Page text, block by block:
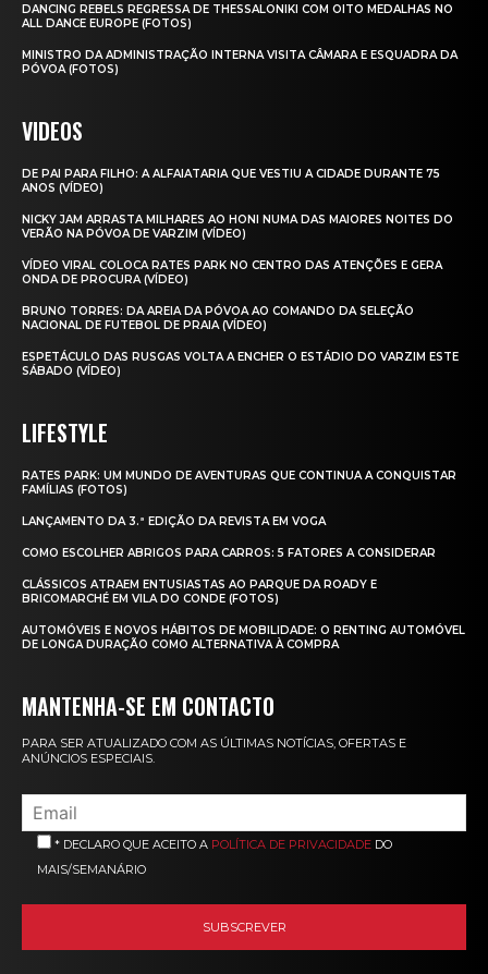
DANCING REBELS REGRESSA DE THESSALONIKI COM OITO MEDALHAS NO
ALL DANCE EUROPE (FOTOS)
MINISTRO DA ADMINISTRAÇÃO INTERNA VISITA CÂMARA E ESQUADRA DA
PÓVOA (FOTOS)
VIDEOS
DE PAI PARA FILHO: A ALFAIATARIA QUE VESTIU A CIDADE DURANTE 75
ANOS (VÍDEO)
NICKY JAM ARRASTA MILHARES AO HONI NUMA DAS MAIORES NOITES DO
VERÃO NA PÓVOA DE VARZIM (VÍDEO)
VÍDEO VIRAL COLOCA RATES PARK NO CENTRO DAS ATENÇÕES E GERA
ONDA DE PROCURA (VÍDEO)
BRUNO TORRES: DA AREIA DA PÓVOA AO COMANDO DA SELEÇÃO
NACIONAL DE FUTEBOL DE PRAIA (VÍDEO)
ESPETÁCULO DAS RUSGAS VOLTA A ENCHER O ESTÁDIO DO VARZIM ESTE
SÁBADO (VÍDEO)
LIFESTYLE
RATES PARK: UM MUNDO DE AVENTURAS QUE CONTINUA A CONQUISTAR
FAMÍLIAS (FOTOS)
LANÇAMENTO DA 3.ª EDIÇÃO DA REVISTA EM VOGA
COMO ESCOLHER ABRIGOS PARA CARROS: 5 FATORES A CONSIDERAR
CLÁSSICOS ATRAEM ENTUSIASTAS AO PARQUE DA ROADY E
BRICOMARCHÉ EM VILA DO CONDE (FOTOS)
AUTOMÓVEIS E NOVOS HÁBITOS DE MOBILIDADE: O RENTING AUTOMÓVEL
DE LONGA DURAÇÃO COMO ALTERNATIVA À COMPRA
MANTENHA-SE EM CONTACTO
PARA SER ATUALIZADO COM AS ÚLTIMAS NOTÍCIAS, OFERTAS E
ANÚNCIOS ESPECIAIS.
* DECLARO QUE ACEITO A POLÍTICA DE PRIVACIDADE DO
MAIS/SEMANÁRIO